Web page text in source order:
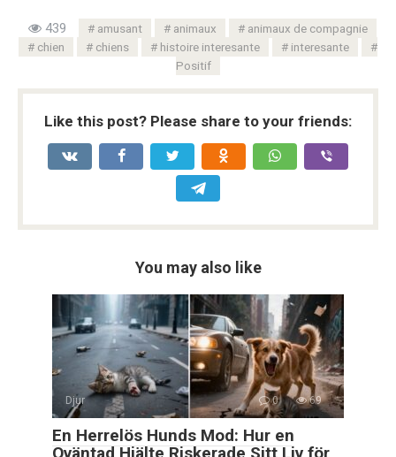
439 amusant animaux
animaux de compagnie
chien
chiens histoire interesante
interesante
Positif
Like this post? Please share to your friends:
You may also like
Djur 0 69
En Herrelös Hunds Mod: Hur en